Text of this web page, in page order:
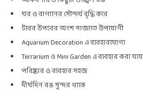
ঘর ও বাগানের সৌন্দর্য বৃদ্ধি করে
টবের উপরের অংশ সাজাতে উপযোগী
Aquarium Decoration এ ব্যবহারযোগ্য
Terrarium ও Mini Garden এ ব্যবহার করা যায়
পরিষ্কার ও ব্যবহার সহজ
দীর্ঘদিন রঙ সুন্দর থাকে